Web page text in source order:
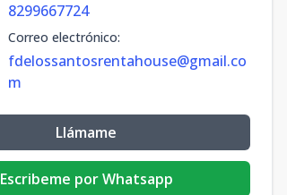
8299667724
Correo electrónico:
fdelossantosrentahouse@gmail.co
m
Llámame
Escribeme por Whatsapp